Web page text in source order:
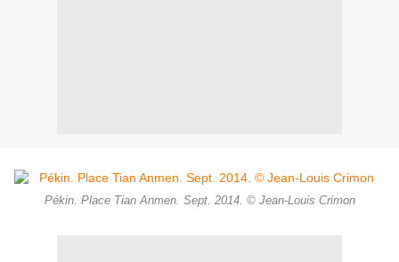
Pékin. Place Tian Anmen. Sept. 2014. © Jean-Louis Crimon